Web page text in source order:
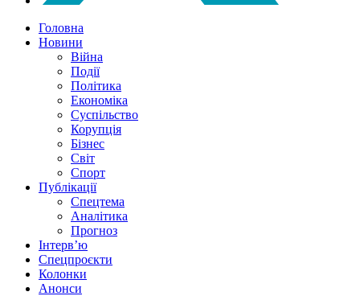
Головна
Новини
Війна
Події
Політика
Економіка
Суспільство
Корупція
Бізнес
Світ
Спорт
Публікації
Спецтема
Аналітика
Прогноз
Інтерв’ю
Спецпроєкти
Колонки
Анонси